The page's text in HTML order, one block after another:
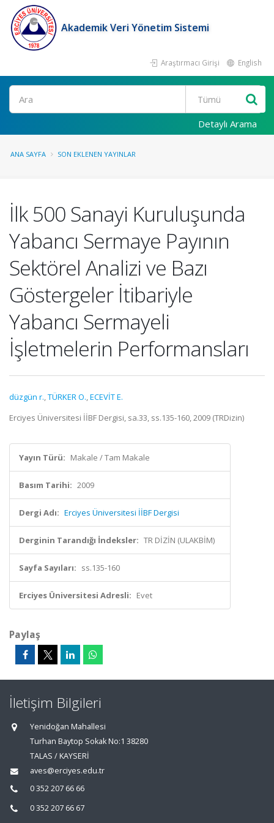
Akademik Veri Yönetim Sistemi
Araştırmacı Girişi English
Ara
Detaylı Arama
ANA SAYFA SON EKLENEN YAYINLAR
İlk 500 Sanayi Kuruluşunda
Yabancı Sermaye Payının
Sektörel Analizi ve Bazı
Göstergeler İtibariyle
Yabancı Sermayeli
İşletmelerin Performansları
düzgün r.,TÜRKER O.,ECEVİT E.
Erciyes Üniversitesi İİBF Dergisi, sa.33, ss.135-160, 2009 (TRDizin)
Yayın Türü: Makale / Tam Makale
Basım Tarihi: 2009
Dergi Adı: Erciyes Üniversitesi İİBF Dergisi
Derginin Tarandığı İndeksler: TR DİZİN (ULAKBİM)
Sayfa Sayıları: ss.135-160
Erciyes Üniversitesi Adresli: Evet
Paylaş
İletişim Bilgileri
Yenidoğan Mahallesi
Turhan Baytop Sokak No:1 38280
TALAS / KAYSERİ
aves@erciyes.edu.tr
0 352 207 66 66
0 352 207 66 67